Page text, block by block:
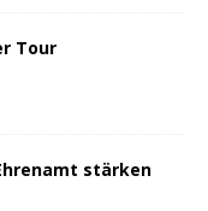
Tour
stärken